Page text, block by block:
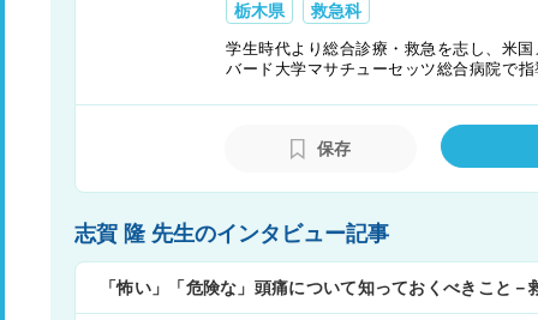
栃木県 救急科
学生時代より総合診療・救急を志し、米
バード大学マサチューセッツ総合病院で
講座教授に着任。後進の育成にも力を注ぐ
保存
志賀 隆 先生のインタビュー記事
「怖い」「危険な」頭痛について知っておくべきこと－